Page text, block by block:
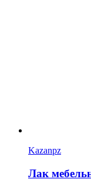
Kazanpz
Лак